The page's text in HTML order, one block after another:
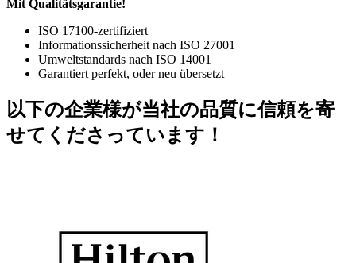
Mit Qualitätsgarantie!
ISO 17100-zertifiziert
Informationssicherheit nach ISO 27001
Umweltstandards nach ISO 14001
Garantiert perfekt, oder neu übersetzt
以下の企業様が当社の品質に信頼を寄
せてくださっています！